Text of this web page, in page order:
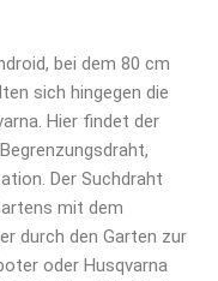
bei dem 80 cm
sich hingegen die
Hier findet der
Der Suchdraht
mit dem
durch den Garten zur
oder Husqvarna